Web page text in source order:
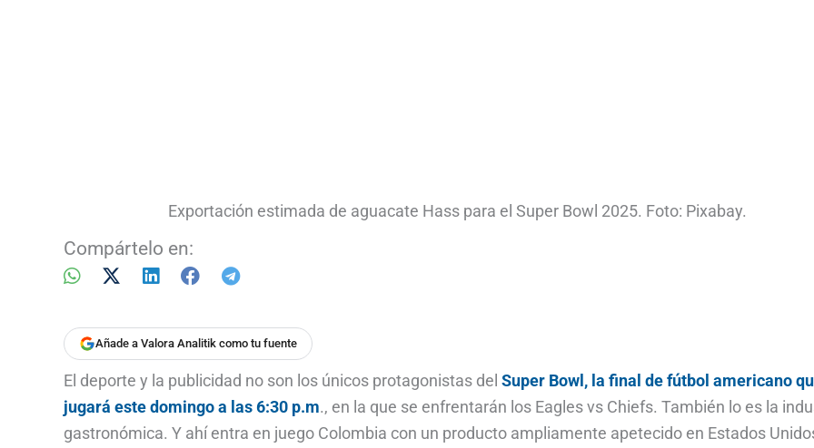
Exportación estimada de aguacate Hass para el Super Bowl 2025. Foto: Pixabay.
Compártelo en:
Añade a Valora Analitik como tu fuente
El deporte y la publicidad no son los únicos protagonistas del Super Bowl, la final de fútbol americano
jugará este domingo a las 6:30 p.m., en la que se enfrentarán los Eagles vs Chiefs. También lo es la
gastronómica. Y ahí entra en juego Colombia con un producto ampliamente apetecido en Estados